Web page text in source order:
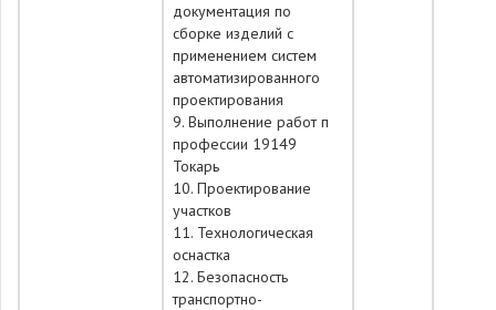
документация по
сборке изделий с
применением систем
автоматизированного
проектирования
9. Выполнение работ п
профессии 19149
Токарь
10. Проектирование
участков
11. Технологическая
оснастка
12. Безопасность
транспортно-